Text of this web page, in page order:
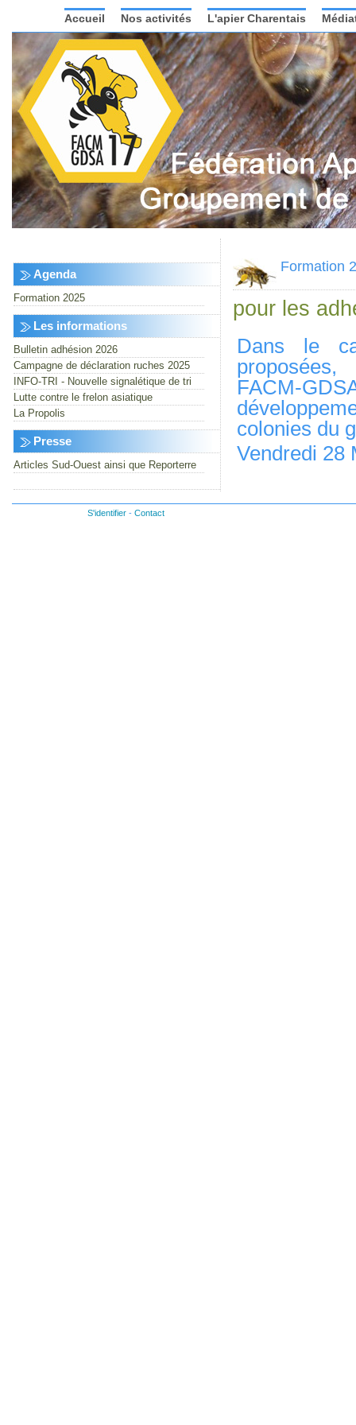
L'apier Charentais
Nos activités
Accueil
Agenda
Formation 2025
Les informations
Bulletin adhésion 2026
Campagne de déclaration ruches 2025
INFO-TRI - Nouvelle signalétique de tri
Lutte contre le frelon asiatique
La Propolis
Presse
Articles Sud-Ouest ainsi que Reporterre
Formation
pour les
Dans le
FACM-
colonies du
Vendredi 28
S'identifier - Contact